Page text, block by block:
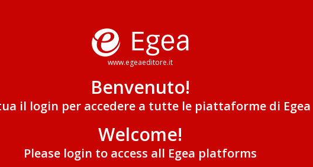
www.egeaeditore.it
Benvenuto!
il login per accedere a tutte le piattaforme di Egea
Welcome!
Please login to access all Egea platforms